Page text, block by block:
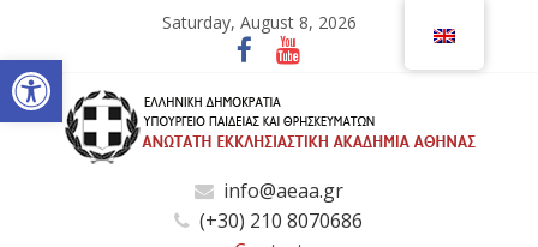
Open toolbar
content
Saturday, August 8, 2026
Ανώτατηinfo@aeaa.gr
(+30) 210 8070686